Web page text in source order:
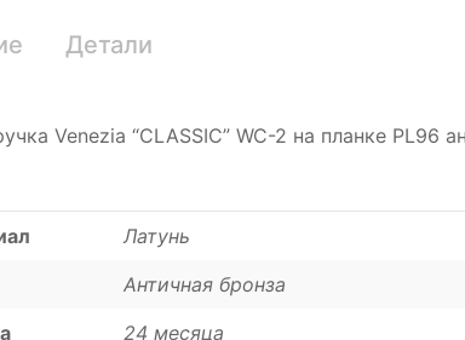
Детали
Venezia “CLASSIC” WC-2 на планке PL96
Латунь
Античная бронза
24 месяца